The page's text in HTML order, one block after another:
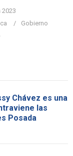
Gobierno
Chávez es una
las
Posada